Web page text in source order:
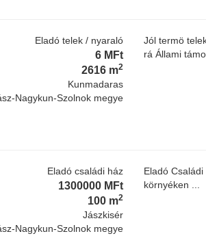
Eladó telek / nyaraló
6 MFt
2616 m2
Kunmadaras
Nagykun-Szolnok megye
Jól termö
rá Állami
Eladó családi ház
1300000 MFt
100 m2
Jászkisér
Nagykun-Szolnok megye
Eladó
környéken ...